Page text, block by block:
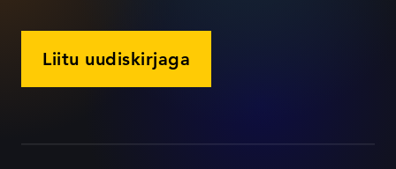
Liitu uudiskirjaga